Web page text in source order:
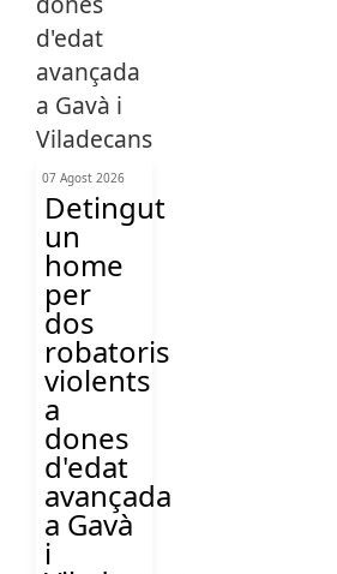
07 Agost 2026
Detingut
un
home
per
dos
robatoris
violents
a
dones
d'edat
avançada
a Gavà
i